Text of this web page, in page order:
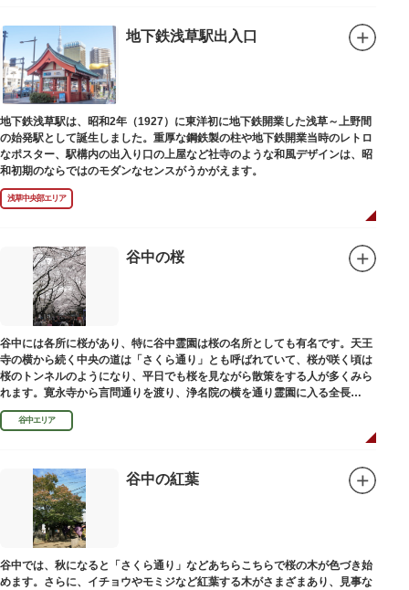
地下鉄浅草駅出入口
地下鉄浅草駅は、昭和2年（1927）に東洋初に地下鉄開業した浅草～上野間
の始発駅として誕生しました。重厚な鋼鉄製の柱や地下鉄開業当時のレトロ
なポスター、駅構内の出入り口の上屋など社寺のような和風デザインは、昭
和初期のならではのモダンなセンスがうかがえます。
浅草中央部エリア
谷中の桜
谷中には各所に桜があり、特に谷中霊園は桜の名所としても有名です。天王
寺の横から続く中央の道は「さくら通り」とも呼ばれていて、桜が咲く頃は
桜のトンネルのようになり、平日でも桜を見ながら散策をする人が多くみら
れます。寛永寺から言問通りを渡り、浄名院の横を通り霊園に入る全長
100mの桜並木や、霊園内に点在する大木なども見事です。
谷中エリア
谷中の紅葉
谷中では、秋になると「さくら通り」などあちらこちらで桜の木が色づき始
めます。さらに、イチョウやモミジなど紅葉する木がさまざまあり、見事な